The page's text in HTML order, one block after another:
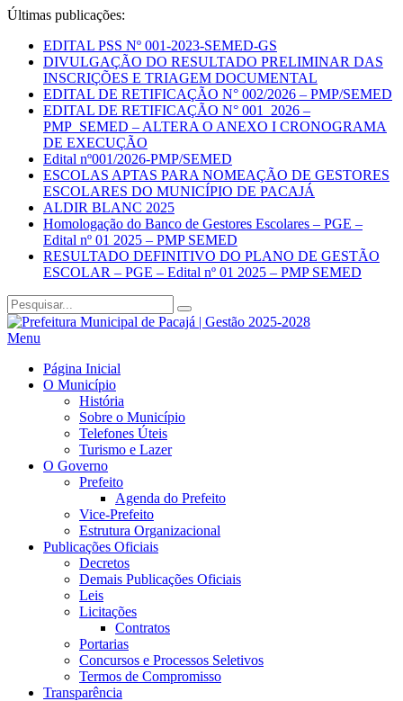
Últimas publicações:
EDITAL PSS Nº 001-2023-SEMED-GS
DIVULGAÇÃO DO RESULTADO PRELIMINAR DAS
INSCRIÇÕES E TRIAGEM DOCUMENTAL
EDITAL DE RETIFICAÇÃO N° 002/2026 – PMP/SEMED
EDITAL DE RETIFICAÇÃO N° 001_2026 –
PMP_SEMED – ALTERA O ANEXO I CRONOGRAMA
DE EXECUÇÃO
Edital nº001/2026-PMP/SEMED
ESCOLAS APTAS PARA NOMEAÇÃO DE GESTORES
ESCOLARES DO MUNICÍPIO DE PACAJÁ
ALDIR BLANC 2025
Homologação do Banco de Gestores Escolares – PGE –
Edital nº 01 2025 – PMP SEMED
RESULTADO DEFINITIVO DO PLANO DE GESTÃO
ESCOLAR – PGE – Edital nº 01 2025 – PMP SEMED
Menu
Página Inicial
O Município
História
Sobre o Município
Telefones Úteis
Turismo e Lazer
O Governo
Prefeito
Agenda do Prefeito
Vice-Prefeito
Estrutura Organizacional
Publicações Oficiais
Decretos
Demais Publicações Oficiais
Leis
Licitações
Contratos
Portarias
Concursos e Processos Seletivos
Termos de Compromisso
Transparência